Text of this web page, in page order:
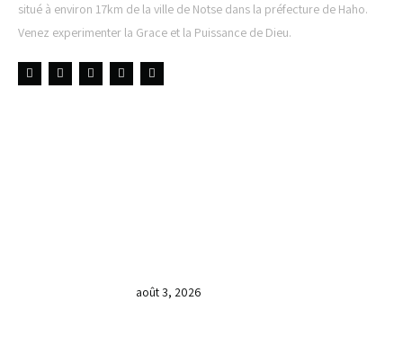
situé à environ 17km de la ville de Notse dans la préfecture de Haho.
Venez experimenter la Grace et la Puissance de Dieu.
août 3, 2026